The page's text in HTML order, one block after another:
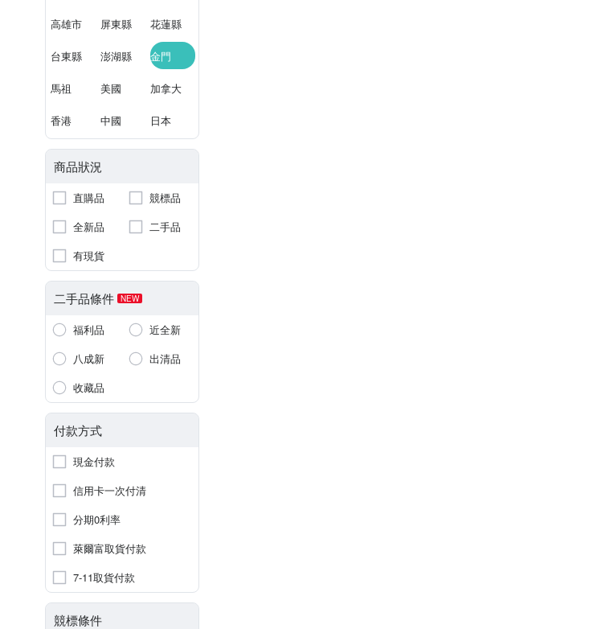
高雄市 屏東縣 花蓮縣
台東縣 澎湖縣 金門
馬祖 美國 加拿大
香港 中國 日本
商品狀況
直購品
競標品
全新品
二手品
有現貨
二手品條件 NEW
福利品
近全新
八成新
出清品
收藏品
付款方式
現金付款
信用卡一次付清
分期0利率
萊爾富取貨付款
7-11取貨付款
競標條件